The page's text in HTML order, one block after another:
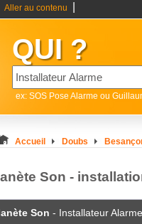
Aller au contenu
QUI ?
ex: SOS Pose Alarme ou
Accueil Doubs
Son -
Son - Installateur Alarme